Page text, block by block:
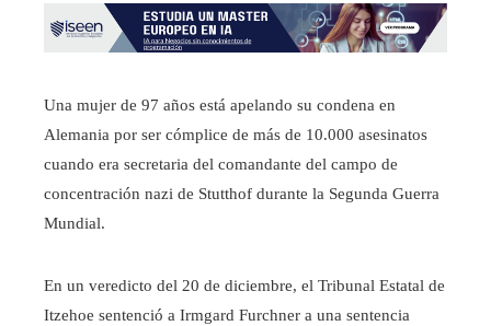
Una mujer de 97 años está apelando su condena en
Alemania por ser cómplice de más de 10.000 asesinatos
cuando era secretaria del comandante del campo de
concentración nazi de Stutthof durante la Segunda Guerra
Mundial.
En un veredicto del 20 de diciembre, el Tribunal Estatal de
Itzehoe sentenció a Irmgard Furchner a una sentencia